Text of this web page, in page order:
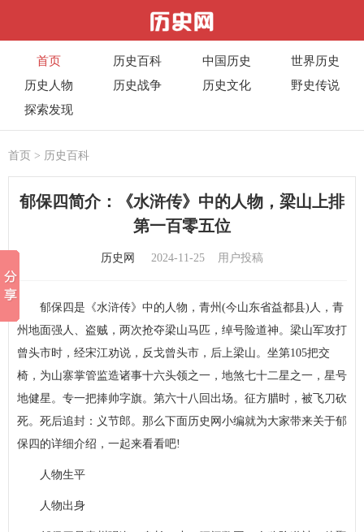
首页 历史百科 中国历史
世界历史
历史人物
历史战争 历史文化
野史传说
探索发现
首页 > 历史百科
郁保四简介：《水浒传》中的人物，梁山上排
第一百零五位
历史网 2024-11-25 用户投稿
郁保四是《水浒传》中的人物，青州(今山东省益都县)人，青
州地面强人、盗贼，两次抢夺梁山马匹，绰号险道神。梁山军攻打
曾头市时，经宋江劝说，反戈曾头市，后上梁山。坐第105把交
椅，为山寨掌管监造诸事十六头领之一，地煞七十二星之一，星号
地健星。专一把捧帅字旗。第六十八回出场。征方腊时，被飞刀砍
死。死后追封：义节郎。那么下面历史 网小编就为大家带来关于郁
保四的详细介绍，一起来看看吧!
人物生平
人物出身